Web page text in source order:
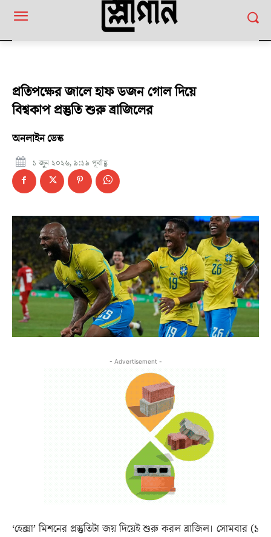
প্রতিপক্ষের জালে হাফ ডজন গোল দিয়ে
বিশ্বকাপ প্রস্তুতি শুরু ব্রাজিলের
অনলাইন ডেস্ক
১ জুন ২০২৬, ৯:১৯ পূর্বাহ্ণ
- Advertisement -
‘হেক্সা’ মিশনের প্রস্তুতিটা জয় দিয়েই শুরু করল ব্রাজিল। সোমবার (১